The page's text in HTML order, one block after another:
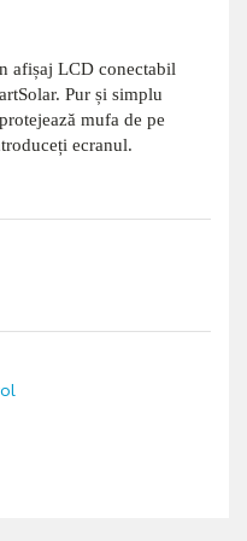
afișaj LCD conectabil
Pur și simplu
mufa de pe
ecranul.